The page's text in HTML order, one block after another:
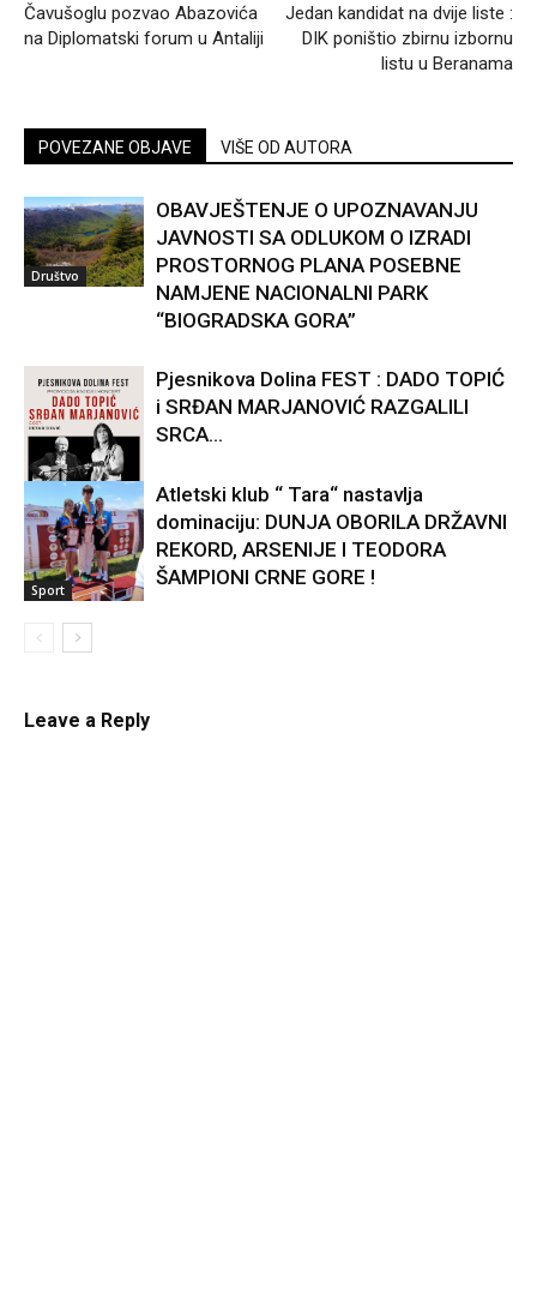
Čavušoglu pozvao Abazovića
na Diplomatski forum u Antaliji
Jedan kandidat na dvije liste :
DIK poništio zbirnu izbornu
listu u Beranama
POVEZANE OBJAVE VIŠE OD AUTORA
Društvo
OBAVJEŠTENJE O UPOZNAVANJU
JAVNOSTI SA ODLUKOM O IZRADI
PROSTORNOG PLANA POSEBNE
NAMJENE NACIONALNI PARK
“BIOGRADSKA GORA”
Kultura
Pjesnikova Dolina FEST : DADO TOPIĆ
i SRĐAN MARJANOVIĆ RAZGALILI
SRCA...
Sport
Atletski klub “ Tara“ nastavlja
dominaciju: DUNJA OBORILA DRŽAVNI
REKORD, ARSENIJE I TEODORA
ŠAMPIONI CRNE GORE !
Leave a Reply